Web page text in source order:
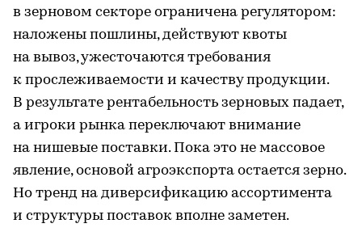
в зерновом секторе ограничена регулятором:
наложены пошлины, действуют квоты
на вывоз, ужесточаются требования
к прослеживаемости и качеству продукции.
В результате рентабельность зерновых падает,
а игроки рынка переключают внимание
на нишевые поставки. Пока это не массовое
явление, основой агроэкспорта остается зерно.
Но тренд на диверсификацию ассортимента
и структуры поставок вполне заметен.